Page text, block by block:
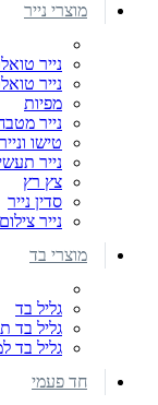
מוצרי נייר
נייר
נייר
מפיות
נייר
טישו
נייר
צץ רץ
סדין נייר
נייר צילום
מוצרי בד
גליל בד
גליל בד
גליל בד
חד פעמי